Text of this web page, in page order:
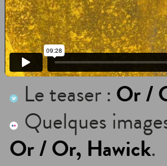
Le teaser : Or /
Quelques
Or / Or, Hawick.